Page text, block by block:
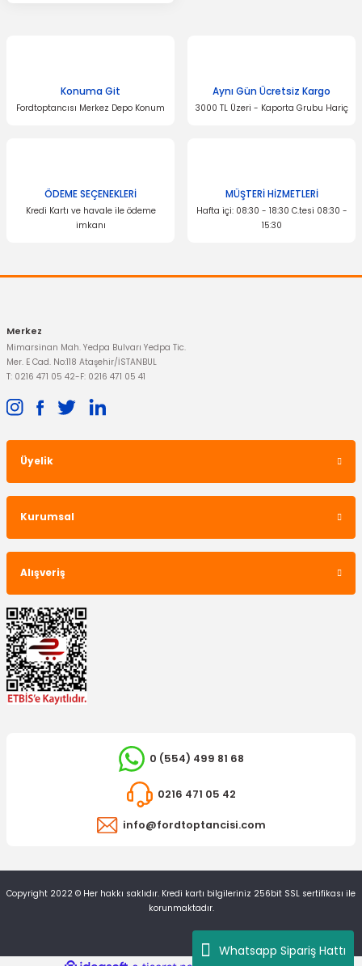
Whatsapp Sipariş Hattı
Konuma Git
Fordtoptancısı Merkez Depo Konum
Aynı Gün Ücretsiz Kargo
3000 TL Üzeri - Kaporta Grubu Hariç
ÖDEME SEÇENEKLERİ
Kredi Kartı ve havale ile ödeme
imkanı
MÜŞTERİ HİZMETLERİ
Hafta içi: 08:30 - 18:30 C.tesi 08:30 -
15:30
Merkez
Mimarsinan Mah. Yedpa Bulvarı Yedpa Tic.
Mer. E Cad. No:118 Ataşehir/İSTANBUL
T: 0216 471 05 42-F: 0216 471 05 41
Üyelik
Kurumsal
Alışveriş
0 (554) 499 81 68
0216 471 05 42
info@fordtoptancisi.com
Copyright 2022 © Her hakkı saklıdır. Kredi kartı bilgileriniz 256bit SSL sertifikası ile
korunmaktadır.